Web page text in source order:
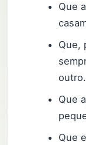
Que
Que,
outro.
Que
Que